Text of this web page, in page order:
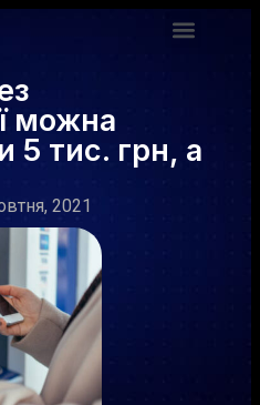
можна
5 тис. грн, а
2021